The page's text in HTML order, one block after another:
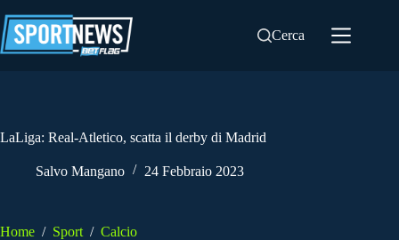
al
contenuto
Cerca
LaLiga: Real-Atletico, scatta il derby di Madrid
Salvo Mangano 24 Febbraio 2023
Home / Sport / Calcio